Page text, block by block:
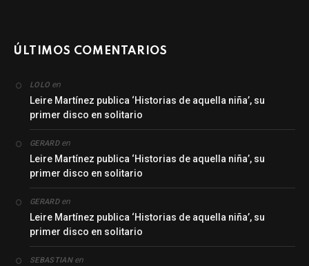
ÚLTIMOS COMENTARIOS
LOLO en
Leire Martínez publica ‘Historias de aquella niña’, su
primer disco en solitario
GERARDen
Leire Martínez publica ‘Historias de aquella niña’, su
primer disco en solitario
GERARDen
Leire Martínez publica ‘Historias de aquella niña’, su
primer disco en solitario
SEBASTIANen